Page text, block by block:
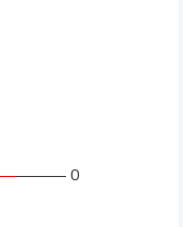
0